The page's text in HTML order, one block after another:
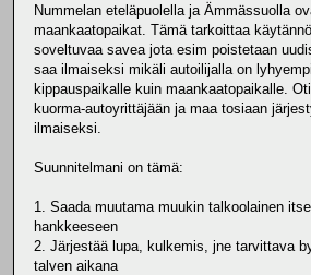
Nummelan eteläpuolella ja Ämmässuolla
maankaatopaikat. Tämä tarkoittaa
soveltuvaa savea jota esim poistetaan
saa ilmaiseksi mikäli autoilijalla on
kippauspaikalle kuin maankaatopaikalle.
kuorma-autoyrittäjään ja maa tosiaan
ilmaiseksi.
Suunnitelmani on tämä:
1. Saada muutama muukin talkoolainen
hankkeeseen
2. Järjestää lupa, kulkemis, jne tarvittava
talven aikana